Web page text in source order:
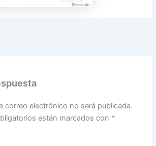
correo electrónico no será publicada.
están marcados con *